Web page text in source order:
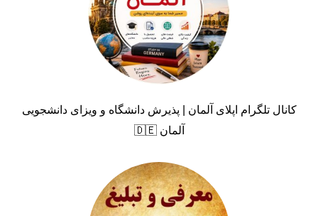
کانال تلگرام اپلای آلمان | پذیرش دانشگاه و ویزای دانشجویی
آلمان 🇩🇪